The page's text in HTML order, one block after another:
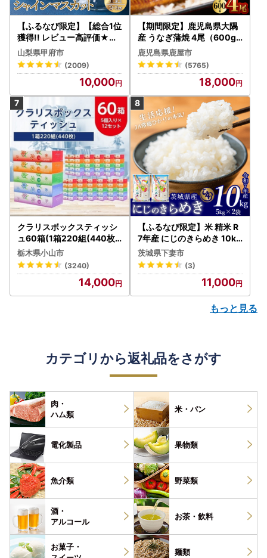
【ふるなび限定】【総合1位
獲得!! レビュー高評価★】
〈2026年度配送分〉山梨
県産 シャインマスカット 2
～3房（1.0kg以上）シャイ
ン フルーツ FN-Limited-S
P
山梨県甲府市
(2009)
10,000
【期間限定】鹿児島県大隅
産 うなぎ蒲焼 4尾（600g
） KN007-004-04-cp18
うなぎ 鰻 魚 惣菜 総菜
鹿児島県鹿屋市
(5765)
18,000
クラリスボックスティッシ
ュ60箱(1箱220組(440枚))
(5個入り×12セット)【配送
不可地域：離島・沖縄県】
【1256759】
栃木県小山市
(3240)
14,000
【ふるなび限定】米 精米 R
7年産 にじのきらめき 10kg
10月 FN-Limited-PR
茨城県下妻市
(3)
11,000
もっと見る
カテゴリから返礼品をさがす
肉・
ハム類
米・パン
電化製品 果物類
魚介類 野菜類
酒・
アルコール
お茶・ 飲料
お菓子・
麺類